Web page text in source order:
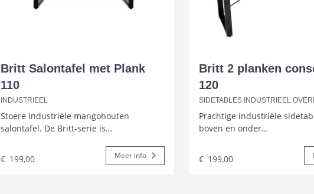
Britt Salontafel met Plank
110
INDUSTRIEEL
Stoere industriële mangohouten
salontafel. De Britt-serie is…
€ 199,00 Meer info
Britt 2 planken
120
SIDETABLES INDUSTRIEEL
Prachtige industriële
boven en onder…
€ 199,00